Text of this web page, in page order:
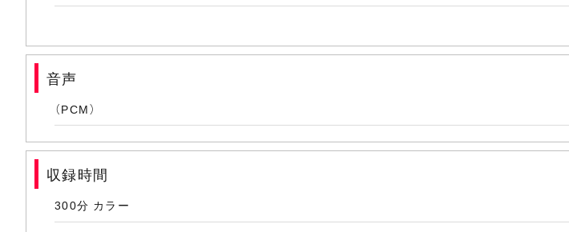
[Disc 2] ap bank fes'12 Fund for Japan
(1) 終わりのない歌
(2) Headlight
(3) Melodic Storm
(4) その日が来るまで
(5) スロウ
* あの夏を忘れない
* tokyo hotaru
* Boyfriend-partII-
音声
（PCM）
収録時間
300分 カラー